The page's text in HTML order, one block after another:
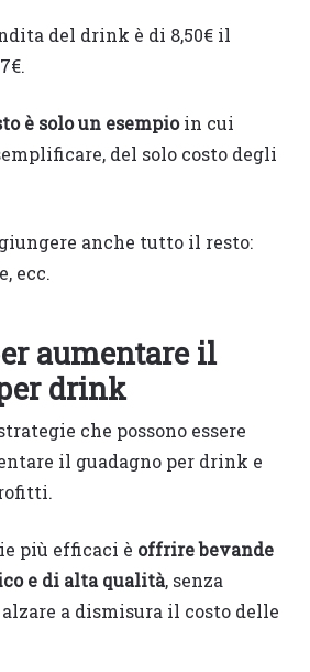
del drink è di 8,50€ il
è solo un esempioin cui
del solo costo degli
anche tutto il resto:
ecc.
aumentare il
drink
che possono essere
il guadagno per drink e
più efficaci è offrire bevande
e di alta qualità, senza
a dismisura il costo delle